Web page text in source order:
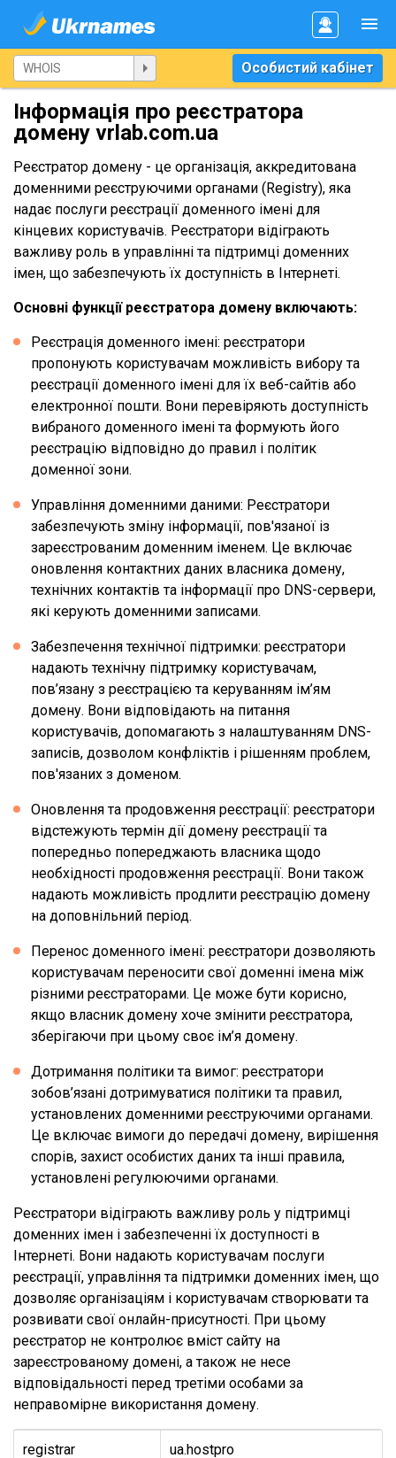
Особистий кабінет
Інформація про реєстратора
домену vrlab.com.ua
Реєстратор домену - це організація, аккредитована
доменними реєструючими органами (Registry), яка
надає послуги реєстрації доменного імені для
кінцевих користувачів. Реєстратори відіграють
важливу роль в управлінні та підтримці доменних
імен, що забезпечують їх доступність в Інтернеті.
Основні функції реєстратора домену включають:
Реєстрація доменного імені: реєстратори
пропонують користувачам можливість вибору та
реєстрації доменного імені для їх веб-сайтів або
електронної пошти. Вони перевіряють доступність
вибраного доменного імені та формують його
реєстрацію відповідно до правил і політик
доменної зони.
Управління доменними даними: Реєстратори
забезпечують зміну інформації, пов'язаної із
зареєстрованим доменним іменем. Це включає
оновлення контактних даних власника домену,
технічних контактів та інформації про DNS-сервери,
які керують доменними записами.
Забезпечення технічної підтримки: реєстратори
надають технічну підтримку користувачам,
пов’язану з реєстрацією та керуванням ім’ям
домену. Вони відповідають на питання
користувачів, допомагають з налаштуванням DNS-
записів, дозволом конфліктів і рішенням проблем,
пов'язаних з доменом.
Оновлення та продовження реєстрації: реєстратори
відстежують термін дії домену реєстрації та
попередньо попереджають власника щодо
необхідності продовження реєстрації. Вони також
надають можливість продлити реєстрацію домену
на доповнільний період.
Перенос доменного імені: реєстратори дозволяють
користувачам переносити свої доменні імена між
різними реєстраторами. Це може бути корисно,
якщо власник домену хоче змінити реєстратора,
зберігаючи при цьому своє ім’я домену.
Дотримання політики та вимог: реєстратори
зобов’язані дотримуватися політики та правил,
установлених доменними реєструючими органами.
Це включає вимоги до передачі домену, вирішення
спорів, захист особистих даних та інші правила,
установлені регулюючими органами.
Реєстратори відіграють важливу роль у підтримці
доменних імен і забезпеченні їх доступності в
Інтернеті. Вони надають користувачам послуги
реєстрації, управління та підтримки доменних імен, що
дозволяє організаціям і користувачам створювати та
розвивати свої онлайн-присутності. При цьому
реєстратор не контролює вміст сайту на
зареєстрованому домені, а також не несе
відповідальності перед третіми особами за
неправомірне використання домену.
registrar ua.hostpro